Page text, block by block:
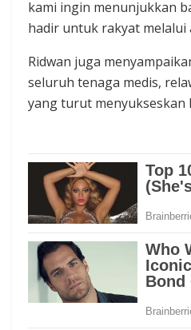
kami ingin menunjukkan
hadir untuk rakyat melalui
Ridwan juga
seluruh tenaga medis,
yang turut menyukseskan